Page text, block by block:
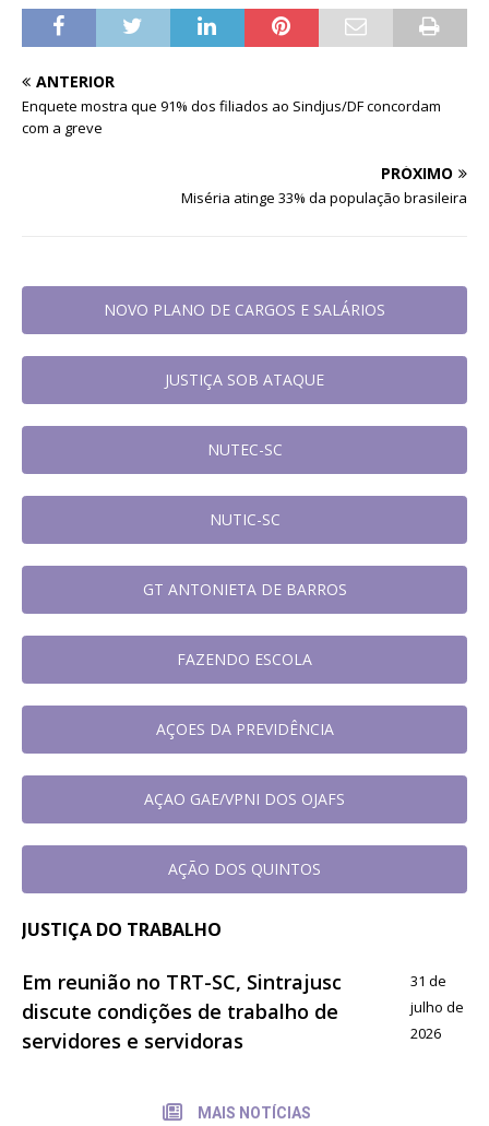
ANTERIOR
Enquete mostra que 91% dos filiados ao Sindjus/DF concordam
com a greve
PRÓXIMO
Miséria atinge 33% da população brasileira
NOVO PLANO DE CARGOS E SALÁRIOS
JUSTIÇA SOB ATAQUE
NUTEC-SC
NUTIC-SC
GT ANTONIETA DE BARROS
FAZENDO ESCOLA
AÇOES DA PREVIDÊNCIA
AÇAO GAE/VPNI DOS OJAFS
AÇÃO DOS QUINTOS
JUSTIÇA DO TRABALHO
Em reunião no TRT-SC, Sintrajusc
discute condições de trabalho de
servidores e servidoras
31 de
julho de
2026
MAIS NOTÍCIAS